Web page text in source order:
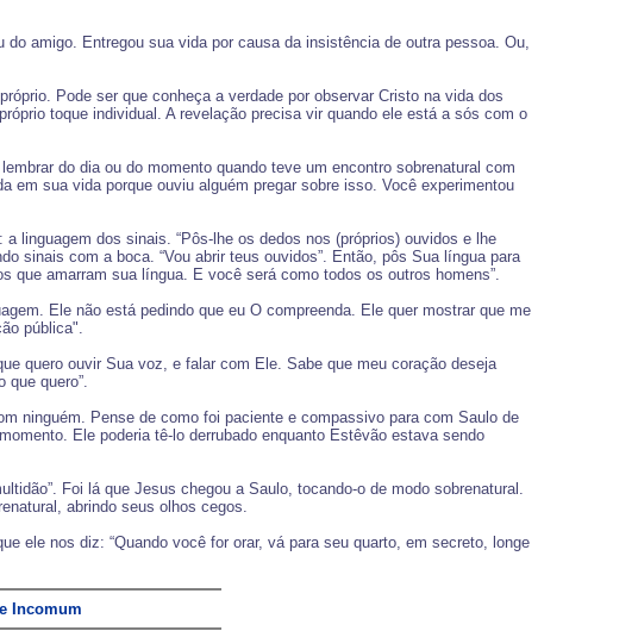
amigo. Entregou sua vida por causa da insistência de outra pessoa. Ou,
Pode ser que conheça a verdade por observar Cristo na vida dos
toque individual. A revelação precisa vir quando ele está a sós com o
do dia ou do momento quando teve um encontro sobrenatural com
sua vida porque ouviu alguém pregar sobre isso. Você experimentou
linguagem dos sinais. “Pôs-lhe os dedos nos (próprios) ouvidos e lhe
sinais com a boca. “Vou abrir teus ouvidos”. Então, pôs Sua língua para
que amarram sua língua. E você será como todos os outros homens”.
Ele não está pedindo que eu O compreenda. Ele quer mostrar que me
pública".
quero ouvir Sua voz, e falar com Ele. Sabe que meu coração deseja
que quero”.
ninguém. Pense de como foi paciente e compassivo para com Saulo de
Ele poderia tê-lo derrubado enquanto Estêvão estava sendo
Foi lá que Jesus chegou a Saulo, tocando-o de modo sobrenatural.
abrindo seus olhos cegos.
ele nos diz: “Quando você for orar, vá para seu quarto, em secreto, longe
Incomum